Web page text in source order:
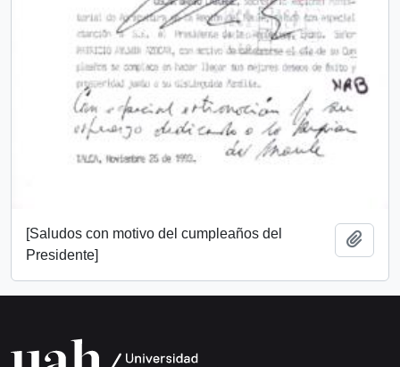
[Saludos con motivo del cumpleaños del
Presidente]